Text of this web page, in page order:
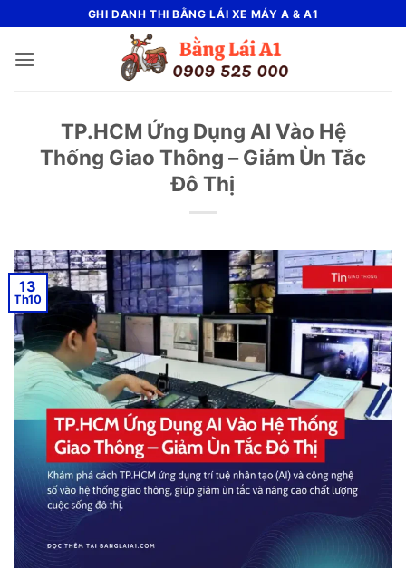
qua
nội
GHI DANH THI BẰNG LÁI XE MÁY A & A1
TP.HCM Ứng Dụng AI Vào Hệ
Thống Giao Thông – Giảm Ùn Tắc
Đô Thị
13
Th10